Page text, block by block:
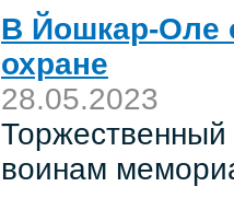
В Йошкар-Оле
охране
28.05.2023
воинам